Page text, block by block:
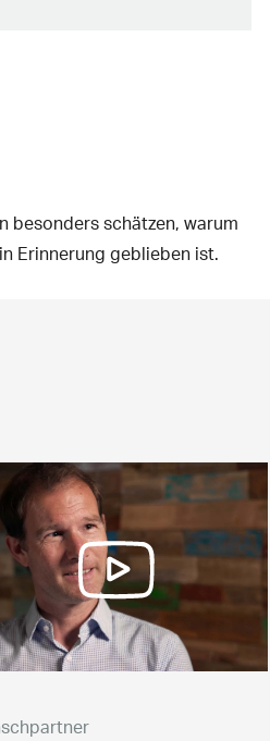
besonders schätzen, warum
Erinnerung geblieben ist.